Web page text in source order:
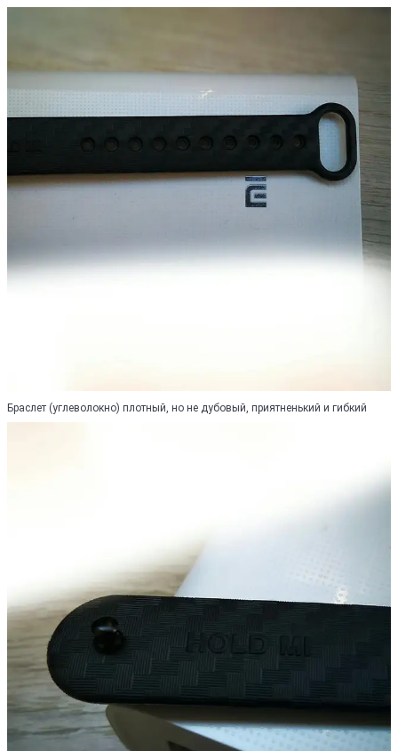
Браслет (углеволокно) плотный, но не дубовый, приятненький и гибкий